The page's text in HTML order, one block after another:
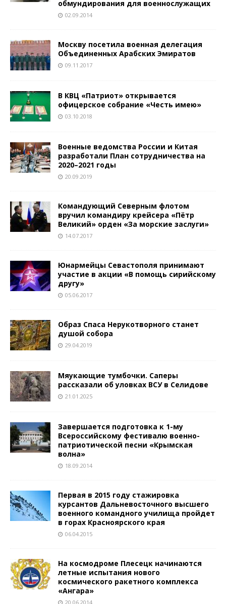
обмундирования для военнослужащих
02.09.2014
Москву посетила военная делегация
Объединенных Арабских Эмиратов
09.11.2017
В КВЦ «Патриот» открывается
офицерское собрание «Честь имею»
03.10.2018
Военные ведомства России и Китая
разработали План сотрудничества на
2020–2021 годы
20.09.2019
Командующий Северным флотом
вручил командиру крейсера «Пётр
Великий» орден «За морские заслуги»
14.07.2017
Юнармейцы Севастополя принимают
участие в акции «В помощь сирийскому
другу»
05.06.2017
Образ Спаса Нерукотворного станет
душой собора
29.04.2019
Мяукающие тумбочки. Саперы
рассказали об уловках ВСУ в Селидове
21.01.2025
Завершается подготовка к 1-му
Всероссийскому фестивалю военно-
патриотической песни «Крымская
волна»
18.09.2014
Первая в 2015 году стажировка
курсантов Дальневосточного высшего
военного командного училища пройдет
в горах Красноярского края
06.04.2015
На космодроме Плесецк начинаются
летные испытания нового
космического ракетного комплекса
«Ангара»
20.06.2014